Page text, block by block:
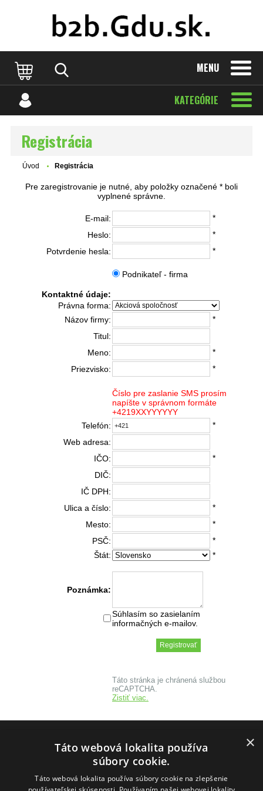
MENU
KATEGÓRIE
Registrácia
Úvod Registrácia
Pre zaregistrovanie je nutné, aby položky označené * boli
vyplnené správne.
E-mail:
*
Heslo:
*
Potvrdenie hesla:
*
Podnikateľ - firma
Kontaktné údaje:
Právna forma:
Názov firmy:
*
Titul:
Meno:
*
Priezvisko:
*
Číslo pre zaslanie SMS prosím
napíšte v správnom formáte
+4219XXYYYYYY
Telefón:
*
Web adresa:
IČO:
*
DIČ:
IČ DPH:
Ulica a číslo:
*
Mesto:
*
PSČ:
*
Štát:
*
Poznámka:
Súhlasím so zasielaním
informačných e-mailov.
Táto stránka je chránená službou
reCAPTCHA.
Zistiť viac.
INFO
AKO NAKUPOVAŤ
DODANIE TOVARU
×
Táto webová lokalita používa
súbory cookie.
Táto webová lokalita používa súbory cookie na zlepšenie